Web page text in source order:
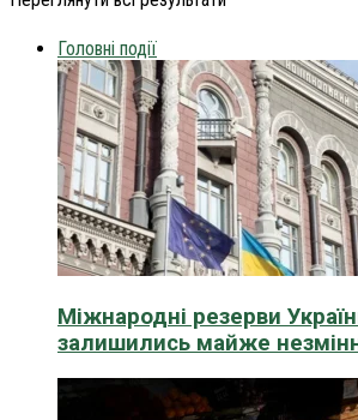
Головні події
Міжнародні резерви
залишились майже